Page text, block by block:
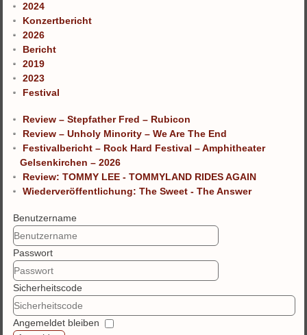
2024
Konzertbericht
2026
Bericht
2019
2023
Festival
Review – Stepfather Fred – Rubicon
Review – Unholy Minority – We Are The End
Festivalbericht – Rock Hard Festival – Amphitheater
Gelsenkirchen – 2026
Review: TOMMY LEE - TOMMYLAND RIDES AGAIN
Wiederveröffentlichung: The Sweet - The Answer
Benutzername
Passwort
Sicherheitscode
Angemeldet bleiben